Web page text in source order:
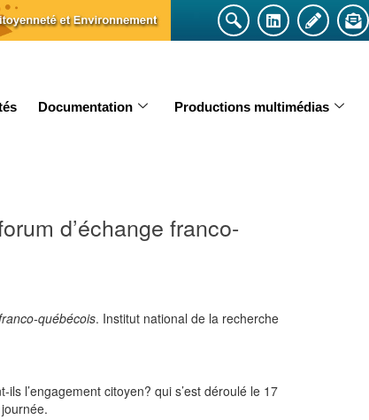
Documentation Productions multimédias
d’échange franco-
québécois. Institut national de la recherche
l’engagement citoyen? qui s’est déroulé le 17